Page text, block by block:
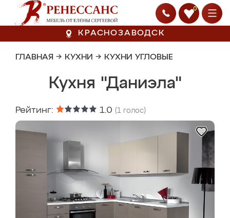
0
КРАСНОЗАВОДСК
ГЛАВНАЯ → КУХНИ → КУХНИ УГЛОВЫЕ
Кухня "Даниэла"
Рейтинг: 1.0 (1 голос)